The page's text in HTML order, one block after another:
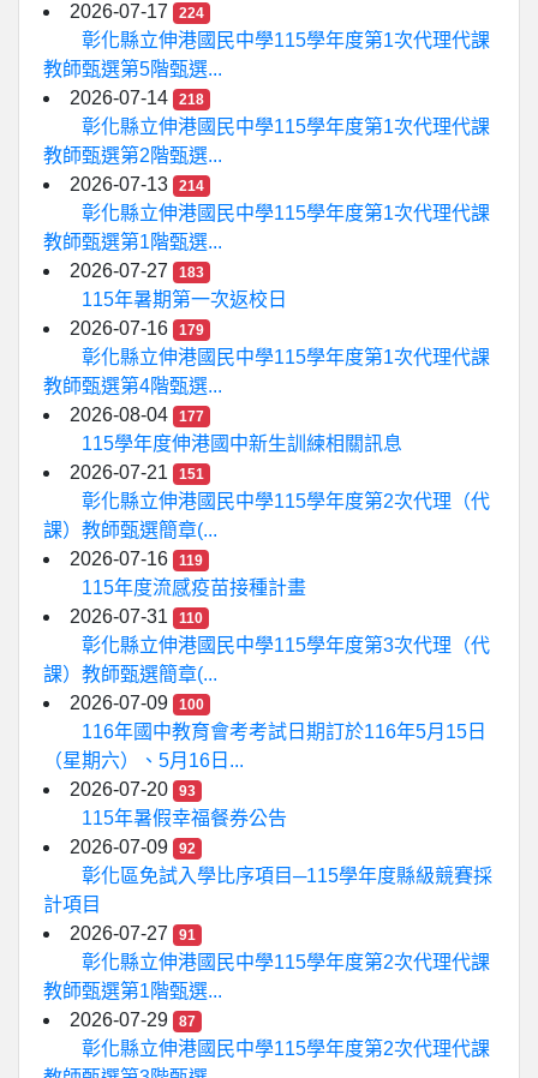
2026-07-17
224
彰化縣立伸港國民中學115學年度第1次代理代課
教師甄選第5階甄選...
2026-07-14
218
彰化縣立伸港國民中學115學年度第1次代理代課
教師甄選第2階甄選...
2026-07-13
214
彰化縣立伸港國民中學115學年度第1次代理代課
教師甄選第1階甄選...
2026-07-27
183
115年暑期第一次返校日
2026-07-16
179
彰化縣立伸港國民中學115學年度第1次代理代課
教師甄選第4階甄選...
2026-08-04
177
115學年度伸港國中新生訓練相關訊息
2026-07-21
151
彰化縣立伸港國民中學115學年度第2次代理（代
課）教師甄選簡章(...
2026-07-16
119
115年度流感疫苗接種計畫
2026-07-31
110
彰化縣立伸港國民中學115學年度第3次代理（代
課）教師甄選簡章(...
2026-07-09
100
116年國中教育會考考試日期訂於116年5月15日
（星期六）、5月16日...
2026-07-20
93
115年暑假幸福餐券公告
2026-07-09
92
彰化區免試入學比序項目─115學年度縣級競賽採
計項目
2026-07-27
91
彰化縣立伸港國民中學115學年度第2次代理代課
教師甄選第1階甄選...
2026-07-29
87
彰化縣立伸港國民中學115學年度第2次代理代課